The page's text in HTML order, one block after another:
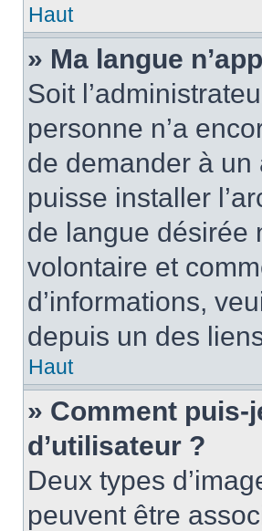
Haut
» Ma langue
Soit
personne n’a
de demander à un
puisse installer
de langue désirée
volontaire et
d’informations,
depuis un des
Haut
» Comment puis-
d’utilisateur ?
Deux types
peuvent être